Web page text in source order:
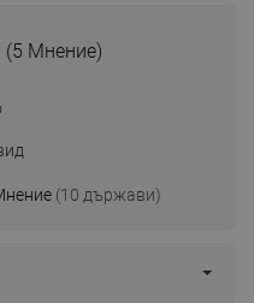
(5 Мнение)
(10 държави)